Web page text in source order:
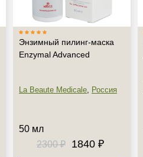
Энзимный пилинг-маска
Enzymal Advanced
La Beaute Medicale, Россия
50 мл
2300 ₽
1840 ₽